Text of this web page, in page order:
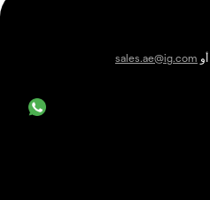
أو sales.ae@ig.com